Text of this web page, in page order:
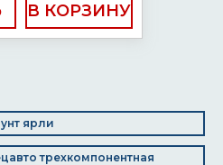
ярли
трехкомпонентная